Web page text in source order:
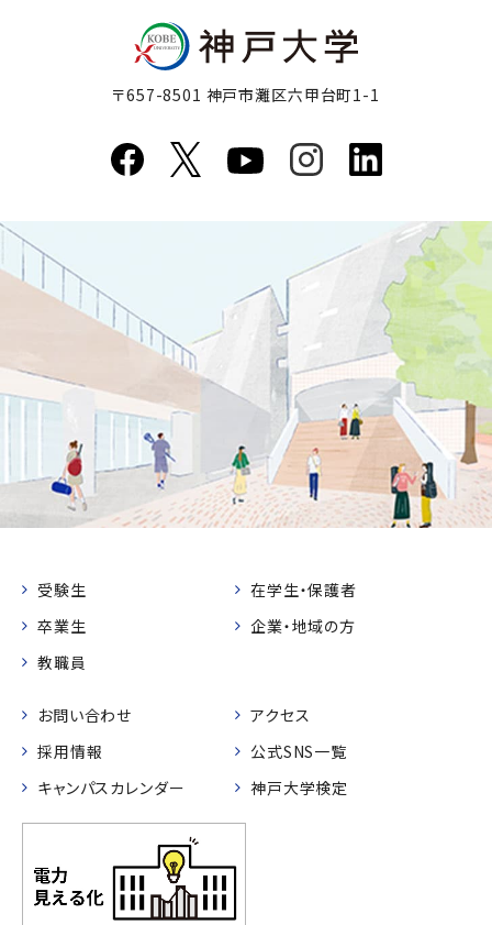
〒657-8501 神戸市灘区六甲台町1-1
受験生
在学生・保護者
卒業生
企業・地域の方
教職員
お問い合わせ
アクセス
採用情報
公式SNS一覧
キャンパスカレンダー
神戸大学検定